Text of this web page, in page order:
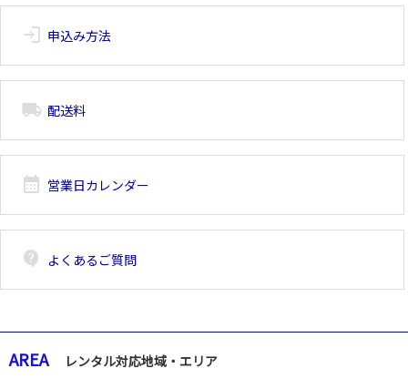
login 申込み方法
local_shipping 配送料
calendar_month 営業日カレンダー
contact_support よくあるご質問
AREA レンタル対応地域・エリア